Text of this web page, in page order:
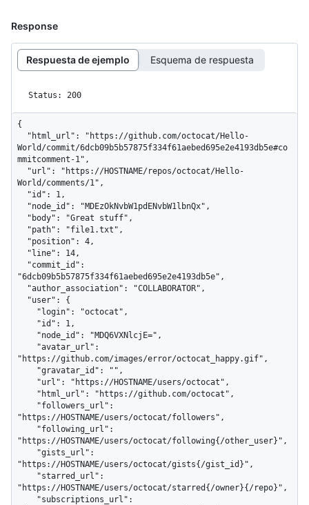
Response
Respuesta de ejemplo Esquema de respuesta
Status: 200
{
World/commit/6dcb09b5b57875f334f61aebed695e2e4193db5e#co
mmitcomment-1",
World/comments/1",
"6dcb09b5b57875f334f61aebed695e2e4193db5e",
"https://github.com/images/error/octocat_happy.gif",
"https://HOSTNAME/users/octocat/followers",
"https://HOSTNAME/users/octocat/following{/other_user}",
"https://HOSTNAME/users/octocat/gists{/gist_id}",
"https://HOSTNAME/users/octocat/starred{/owner}{/repo}",